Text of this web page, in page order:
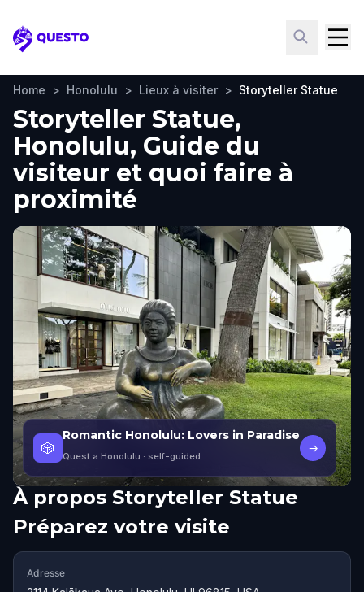
Questo
Home > Honolulu > Lieux à visiter > Storyteller Statue
Storyteller Statue,
Honolulu, Guide du
visiteur et quoi faire à
proximité
🎲
Romantic Honolulu: Lovers in Paradise
Quest a Honolulu · self-guided
→
À propos Storyteller Statue
Préparez votre visite
Adresse